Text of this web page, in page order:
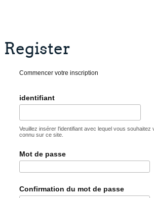
Register
Commencer votre inscription
identifiant
Veuillez insérer l'identifiant avec lequel vous souhaitez
connu sur ce site.
Mot de passe
Confirmation du mot de passe